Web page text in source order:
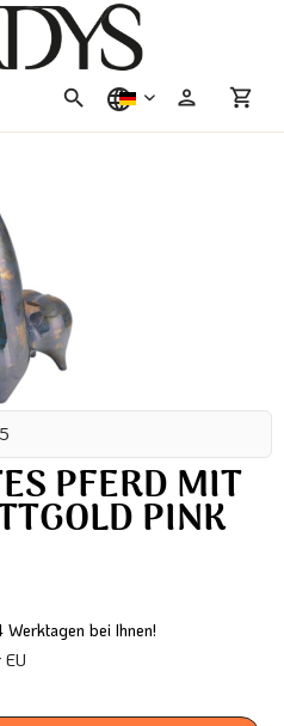
deutsch
PFERD MIT
PINK
bei Ihnen!